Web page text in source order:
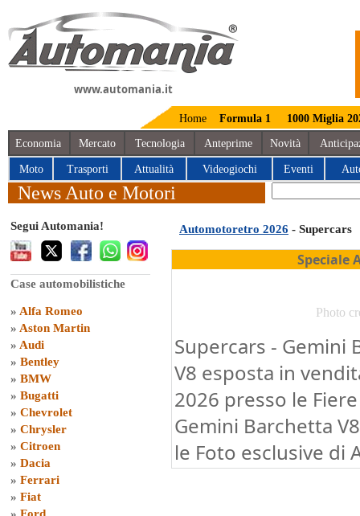
www.automania.it
Home Formula 1 1000 Miglia
Economia Mercato Tecnologia Anteprime Novità
Moto Trasporti Attualità Videogiochi Eventi
News Auto e Motori
Segui Automania!
Case automobilistiche
» Alfa Romeo
» Aston Martin
» Audi
» Bentley
» BMW
» Bugatti
» Chevrolet
» Chrysler
» Citroen
» Dacia
» Ferrari
» Fiat
Automotoretro 2026 - Supercars
Speciale
Photo
Supercars -
V8 esposta in
2026 presso le
Gemini Barchetta
le Foto esclusive di